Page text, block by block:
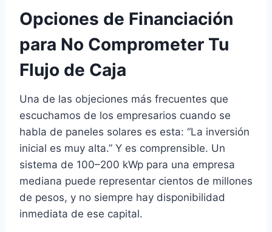
Opciones de Financiación
para No Comprometer Tu
Flujo de Caja
Una de las objeciones más frecuentes que
escuchamos de los empresarios cuando se
habla de paneles solares es esta: “La inversión
inicial es muy alta.” Y es comprensible. Un
sistema de 100–200 kWp para una empresa
mediana puede representar cientos de millones
de pesos, y no siempre hay disponibilidad
inmediata de ese capital.